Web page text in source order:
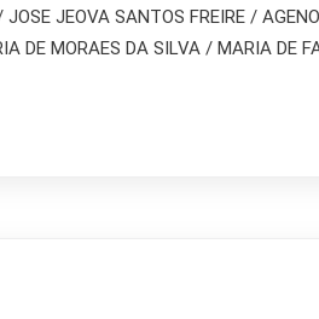
JEOVA SANTOS FREIRE /
DE MORAES DA SILVA / MARIA DE